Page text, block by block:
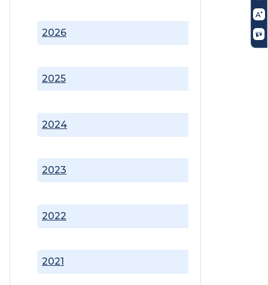
2021
2022
2023
2024
2025
2026